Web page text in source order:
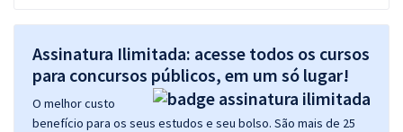
Assinatura Ilimitada: acesse todos os cursos
para concursos públicos, em um só lugar!
O melhor custo
benefício para os seus estudos e seu bolso. São mais de 25